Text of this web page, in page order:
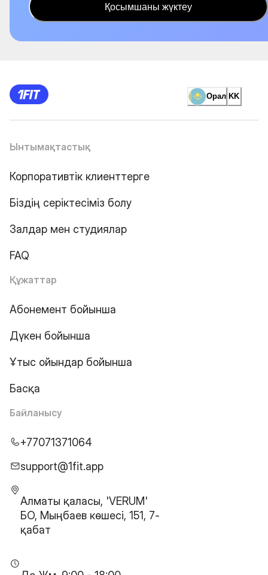
Қосымшаны жүктеу
Орал KK
Ынтымақтастық
Корпоративтік клиенттерге
Біздің серіктесіміз болу
Залдар мен студиялар
FAQ
Құжаттар
Абонемент бойынша
Дүкен бойынша
Ұтыс ойындар бойынша
Басқа
Байланысу
+77071371064
support@1fit.app
Алматы қаласы, 'VERUM'
БО, Мыңбаев көшесі, 151, 7-
қабат